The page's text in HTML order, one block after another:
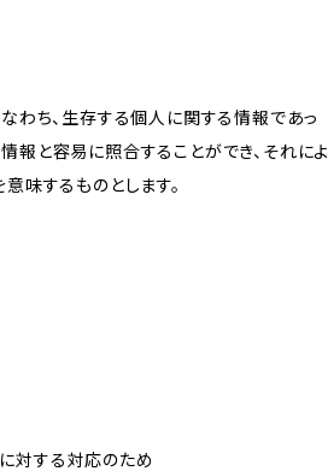
わち、生存する個人に関する情報であっ
報と容易に照合することができ、それによ
味するものとします。
に対する対応のため